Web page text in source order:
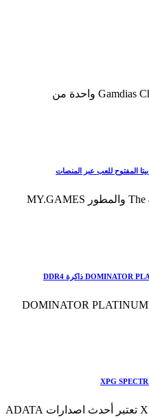
وحدة التبريد المائى Gamdias Chione M2 240R واحدة من
أعلن الناشر The 4 Winds Entertainment والمطور MY.GAMES
أعلنت اليوم CORSAIR عن إطلاق DOMINATOR PLATINUM
ذاكرة XPG SPECTRIX D45G RGB تعتبر أحدث اصدارات ADATA